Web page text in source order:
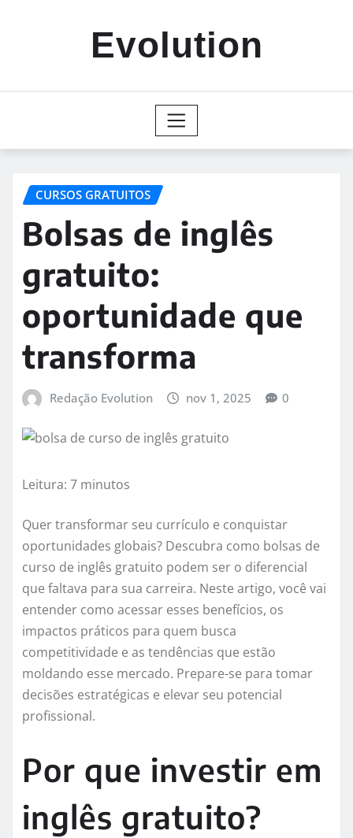
Evolution
CURSOS GRATUITOS
Bolsas de inglês
gratuito:
oportunidade que
transforma
Redação Evolution nov 1, 2025 0
Leitura: 7 minutos
Quer transformar seu currículo e conquistar
oportunidades globais? Descubra como bolsas de
curso de inglês gratuito podem ser o diferencial
que faltava para sua carreira. Neste artigo, você vai
entender como acessar esses benefícios, os
impactos práticos para quem busca
competitividade e as tendências que estão
moldando esse mercado. Prepare-se para tomar
decisões estratégicas e elevar seu potencial
profissional.
Por que investir em
inglês gratuito?